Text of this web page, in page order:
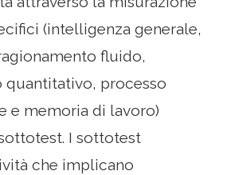
(intelligenza generale,
fluido,
quantitativo, processo
e memoria di lavoro)
I sottotest
che implicano